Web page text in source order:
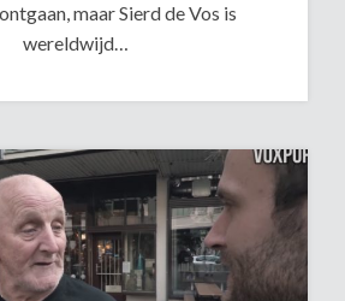
maar Sierd de Vos is
wereldwijd…